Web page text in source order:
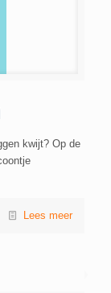
kwijt? Op de
Lees meer